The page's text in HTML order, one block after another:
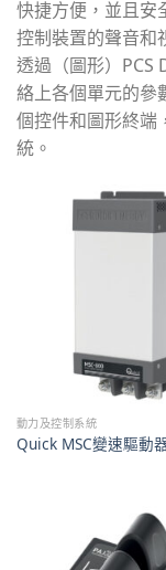
快捷方便，並且安
控制裝置的聲音和
透過（圖形）PCS
絡上各個單元的參
個控件和圖形終端
統。
動力及控制系統
Quick MSC變速驅動